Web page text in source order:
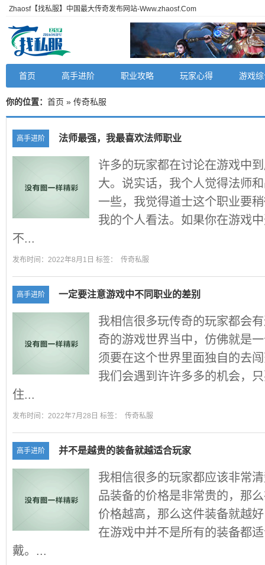
Zhaosf【找私服】中国最大传奇发布网站-Www.zhaosf.Com
首页 高手进阶 职业攻略 玩家心得 游戏
你的位置： 首页 » 传奇私服
高手进阶 法师最强，我最喜欢法师职业
许多的玩家都在讨论在游戏中
大。说实话，我个人觉得法师
一些，我觉得道士这个职业要
我的个人看法。如果你在游戏
不...
发布时间：2022年8月1日 标签： 传奇私服
高手进阶 一定要注意游戏中不同职业的差别
我相信很多玩传奇的玩家都会
奇的游戏世界当中，仿佛就是
须要在这个世界里面独自的去
我们会遇到许许多多的机会，
住...
发布时间：2022年7月28日 标签： 传奇私服
高手进阶 并不是越贵的装备就越适合玩家
我相信很多的玩家都应该非常
品装备的价格是非常贵的，那
价格越高，那么这件装备就越
在游戏中并不是所有的装备都
戴。...